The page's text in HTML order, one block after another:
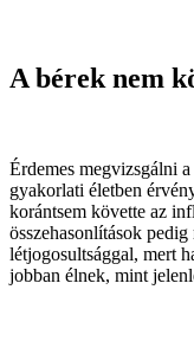
A bérek nem
Érdemes megvizsgálni
gyakorlati életben
korántsem követte az
összehasonlítások
létjogosultsággal, mert
jobban élnek, mint